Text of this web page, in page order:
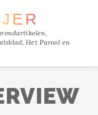
Het Parool en